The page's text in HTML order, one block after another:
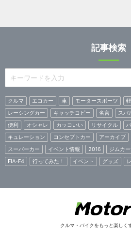
記事検索
クルマ エコカー 車 モータースポーツ
レーシングカー
キャッチコピー 名言 スバ
便利
オシャレ カッコいい リサイクル
キュレーション
コンセプトカー アーカイブ
スーパーカー
イベント情報 2016 ジムカ
FIA-F4
行ってみた！ イベント グッズ
クルマ・バイクをもっと楽しく